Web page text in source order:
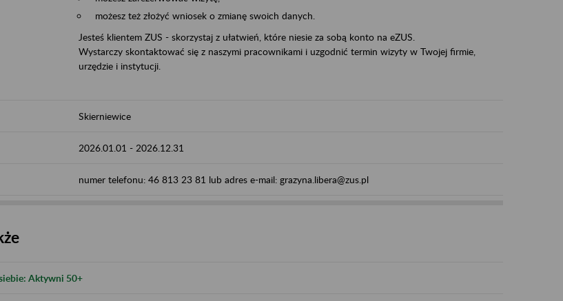
możesz też złożyć wniosek o zmianę swoich danych.
Jesteś klientem ZUS - skorzystaj z ułatwień, które niesie za sobą konto na eZUS.
Wystarczy skontaktować się z naszymi pracownikami i uzgodnić termin wizyty w Twojej firmie,
urzędzie i instytucji.
Skierniewice
2026.01.01 - 2026.12.31
numer telefonu: 46 813 23 81 lub adres e-mail: grazyna.libera@zus.pl
Aktywni 50+